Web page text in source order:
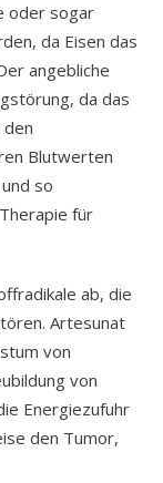
oder sogar
da Eisen das
angebliche
da das
Blutwerten
so
für
ab, die
Artesunat
von
von
Energiezufuhr
den Tumor,